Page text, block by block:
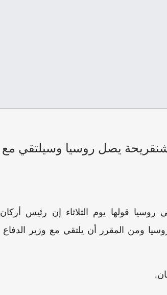
يصل روسيا وسيلتقي مع
روسيا قولها يوم الثلاثاء إن رئيس
ومن المقرر أن يلتقي مع وزير